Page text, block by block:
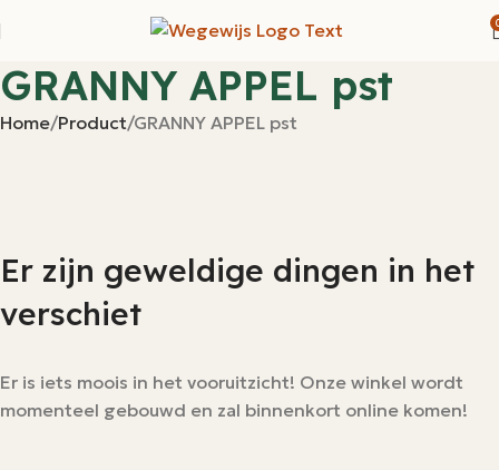
GRANNY APPEL pst
Home Product GRANNY APPEL pst
Er zijn geweldige dingen in het
verschiet
Er is iets moois in het vooruitzicht! Onze winkel wordt
momenteel gebouwd en zal binnenkort online komen!